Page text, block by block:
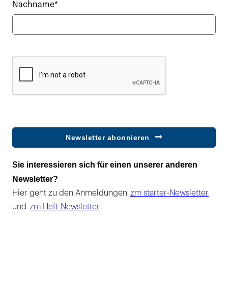
Nachname*
Newsletter abonnieren
Sie interessieren sich für einen unserer anderen
Newsletter?
Hier geht zu den Anmeldungen zm starter-Newsletter
und zm Heft-Newsletter .